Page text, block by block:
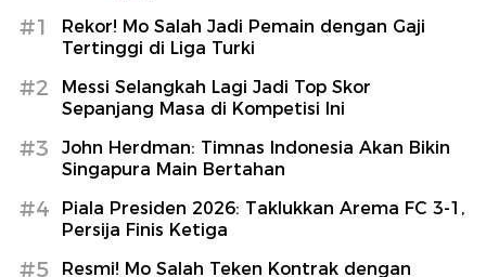
#1
Rekor! Mo Salah Jadi Pemain dengan Gaji
Tertinggi di Liga Turki
#2
Messi Selangkah Lagi Jadi Top Skor
Sepanjang Masa di Kompetisi Ini
#3
John Herdman: Timnas Indonesia Akan Bikin
Singapura Main Bertahan
#4
Piala Presiden 2026: Taklukkan Arema FC 3-1,
Persija Finis Ketiga
#5
Resmi! Mo Salah Teken Kontrak dengan